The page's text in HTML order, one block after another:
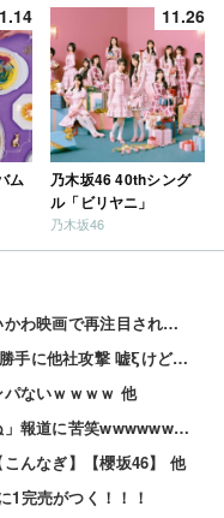
1.14
ム
11.26
乃木坂46 40thシング
ル「ビリヤニ」
乃木坂46
【朗報】美人声優の井口裕香さん、ちいかわ映画で再注目されるｗｗｗｗ
OpenAI、Anthropicに続きMetaのAIも勝手に他社攻撃 嘘ξけど何これ流行ってんの？
パないｗｗｗｗ 他
【驚愕】中居正広、ネットの「年内死ぬ」報道に苦笑wwwwww 他
こんなぎ】【櫻坂46】 他
1完売がつく！！！